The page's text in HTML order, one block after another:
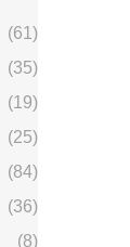
(61)
(35)
(19)
(25)
(84)
(36)
(8)